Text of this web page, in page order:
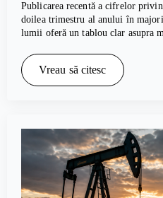
Publicarea recentă a cifrelor
doilea trimestru al anului în
lumii oferă un tablou clar asupra
Vreau să citesc